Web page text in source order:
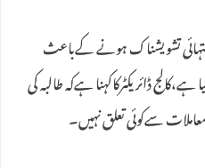
تشویشناک ہونے کےباعث
ڈائریکٹرکاکہنا ہےکہ طالبہ کی
سےکوئی تعلق نہیں۔